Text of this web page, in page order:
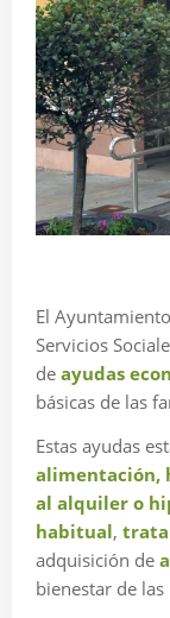
El
Servicios
de ayudas
básicas de las
Estas ayudas
alimentación,
al alquiler o
habitual,
adquisición de
bienestar de